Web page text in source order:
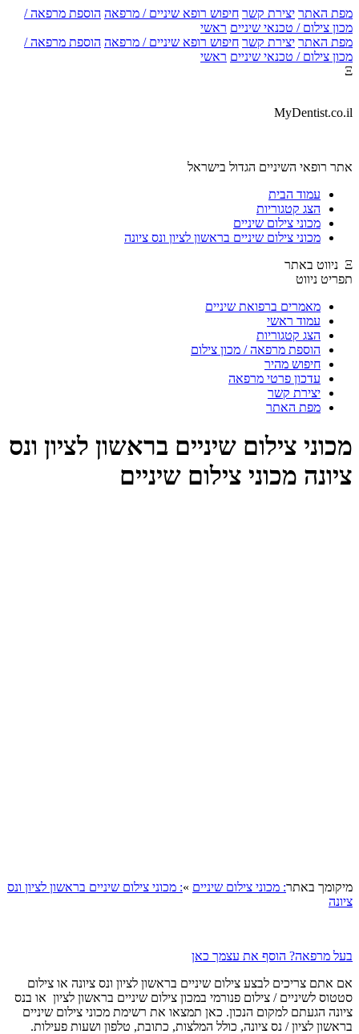
מפת האתר יצירת קשר חיפוש רופא שיניים / מרפאה הוספת מרפאה /
מכון צילום / טכנאי שיניים ראשי
מפת האתר יצירת קשר חיפוש רופא שיניים / מרפאה הוספת מרפאה /
מכון צילום / טכנאי שיניים ראשי
Ξ
MyDentist.co.il
אתר רופאי השיניים הגדול בישראל
עמוד הבית
הצג קטגוריות
מכוני צילום שיניים
מכוני צילום שיניים בראשון לציון ונס ציונה
Ξ ניווט באתר
תפריט ניווט
מאמרים ברפואת שיניים
עמוד ראשי
הצג קטגוריות
הוספת מרפאה / מכון צילום
חיפוש מהיר
עדכון פרטי מרפאה
יצירת קשר
מפת האתר
מכוני צילום שיניים בראשון לציון ונס
ציונה מכוני צילום שיניים
מיקומך באתר: מכוני צילום שיניים »: מכוני צילום שיניים בראשון לציון ונס
ציונה
בעל מרפאה? הוסף את עצמך כאן
אם אתם צריכים לבצע צילום שיניים בראשון לציון ונס ציונה או צילום
סטטוס לשיניים / צילום פנורמי במכון צילום שיניים בראשון לציון או בנס
ציונה הגעתם למקום הנכון. כאן תמצאו את רשימת מכוני צילום שיניים
בראשון לציון / נס ציונה, כולל המלצות, כתובת, טלפון ושעות פעילות.